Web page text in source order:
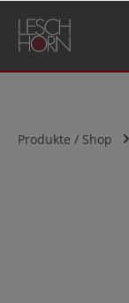
springen
Produkte / Shop